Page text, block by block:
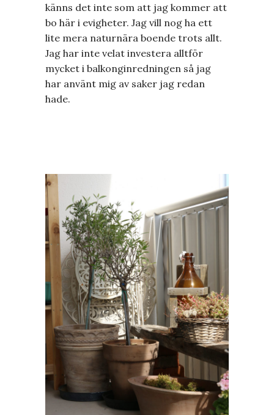
känns det inte som att jag kommer att
bo här i evigheter. Jag vill nog ha ett
lite mera naturnära boende trots allt.
Jag har inte velat investera alltför
mycket i balkonginredningen så jag
har använt mig av saker jag redan
hade.